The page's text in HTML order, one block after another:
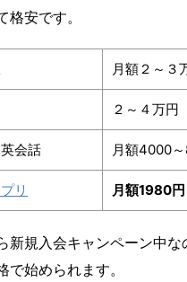
格安です。
月額２～３
２～４万円
会話 月額4000
リ 月額1980円
新規入会キャンペーン中
で始められます。